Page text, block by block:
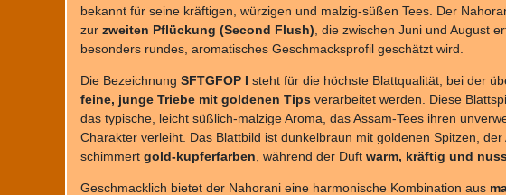
bekannt für seine kräftigen, würzigen und malzig-süßen Tees. Der
zur zweiten Pflückung (Second Flush) , die zwischen Juni und August
besonders rundes, aromatisches Geschmacksprofil geschätzt wird.
Die Bezeichnung SFTGFOP I steht für die höchste Blattqualität, bei der
feine, junge Triebe mit goldenen Tips verarbeitet werden. Diese
das typische, leicht süßlich-malzige Aroma, das Assam-Tees ihren
Charakter verleiht. Das Blattbild ist dunkelbraun mit goldenen Spitzen, der
schimmert gold-kupferfarben , während der Duft warm, kräftig und
Geschmacklich bietet der Nahorani eine harmonische Kombination aus